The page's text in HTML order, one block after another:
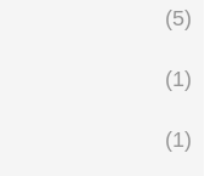
(5)
(1)
(1)